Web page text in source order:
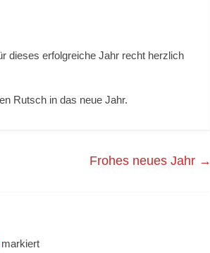
dieses erfolgreiche Jahr recht herzlich
Rutsch in das neue Jahr.
Frohes neues Jahr →
markiert